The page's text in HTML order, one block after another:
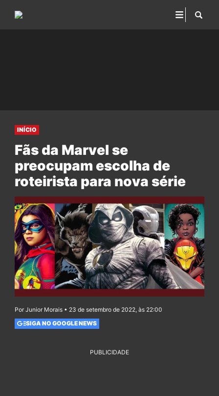
INÍCIO
Fãs da Marvel se
preocupam escolha de
roteirista para nova série
Por Junior Morais • 23 de setembro de 2022, às 22:00
SIGA NO GOOGLE NEWS
PUBLICIDADE